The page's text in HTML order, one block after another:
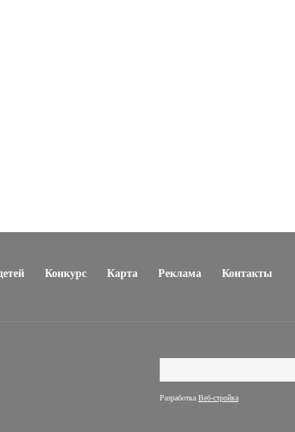
Конкурс Карта Реклама Контакты
Разработка Веб-стройка
Форма поиска